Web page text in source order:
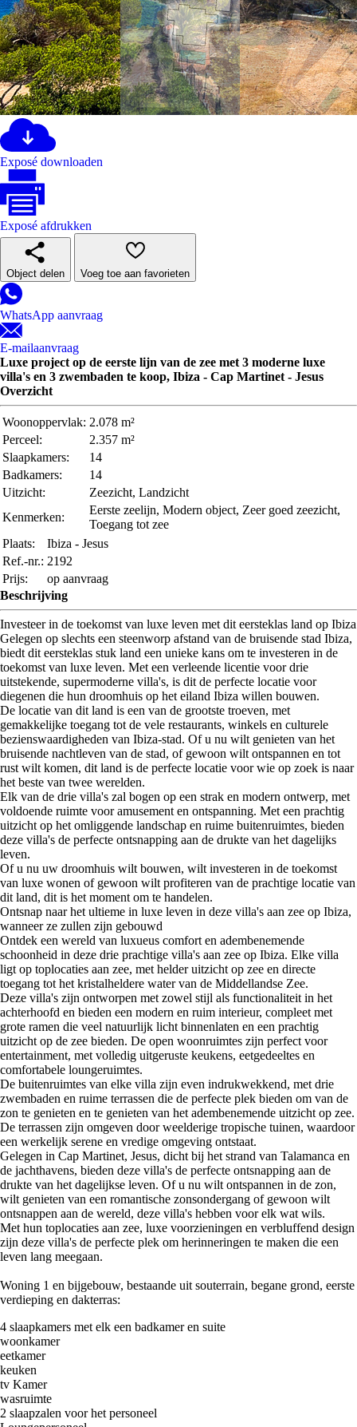
Exposé downloaden
Exposé afdrukken
Object delen Voeg toe aan favorieten
WhatsApp aanvraag
E-mailaanvraag
Luxe project op de eerste lijn van de zee met 3 moderne luxe
villa's en 3 zwembaden te koop, Ibiza - Cap Martinet - Jesus
Overzicht
Woonoppervlak: 2.078 m²
Perceel:
2.357 m²
Slaapkamers:
14
Badkamers:
14
Uitzicht:
Zeezicht, Landzicht
Kenmerken:
Eerste zeelijn, Modern object, Zeer goed zeezicht,
Toegang tot zee
Plaats:
Ibiza - Jesus
Ref.-nr.: 2192
Prijs:
op aanvraag
Beschrijving
Investeer in de toekomst van luxe leven met dit eersteklas land op Ibiza
Gelegen op slechts een steenworp afstand van de bruisende stad Ibiza,
biedt dit eersteklas stuk land een unieke kans om te investeren in de
toekomst van luxe leven. Met een verleende licentie voor drie
uitstekende, supermoderne villa's, is dit de perfecte locatie voor
diegenen die hun droomhuis op het eiland Ibiza willen bouwen.
De locatie van dit land is een van de grootste troeven, met
gemakkelijke toegang tot de vele restaurants, winkels en culturele
bezienswaardigheden van Ibiza-stad. Of u nu wilt genieten van het
bruisende nachtleven van de stad, of gewoon wilt ontspannen en tot
rust wilt komen, dit land is de perfecte locatie voor wie op zoek is naar
het beste van twee werelden.
Elk van de drie villa's zal bogen op een strak en modern ontwerp, met
voldoende ruimte voor amusement en ontspanning. Met een prachtig
uitzicht op het omliggende landschap en ruime buitenruimtes, bieden
deze villa's de perfecte ontsnapping aan de drukte van het dagelijks
leven.
Of u nu uw droomhuis wilt bouwen, wilt investeren in de toekomst
van luxe wonen of gewoon wilt profiteren van de prachtige locatie van
dit land, dit is het moment om te handelen.
Ontsnap naar het ultieme in luxe leven in deze villa's aan zee op Ibiza,
wanneer ze zullen zijn gebouwd
Ontdek een wereld van luxueus comfort en adembenemende
schoonheid in deze drie prachtige villa's aan zee op Ibiza. Elke villa
ligt op toplocaties aan zee, met helder uitzicht op zee en directe
toegang tot het kristalheldere water van de Middellandse Zee.
Deze villa's zijn ontworpen met zowel stijl als functionaliteit in het
achterhoofd en bieden een modern en ruim interieur, compleet met
grote ramen die veel natuurlijk licht binnenlaten en een prachtig
uitzicht op de zee bieden. De open woonruimtes zijn perfect voor
entertainment, met volledig uitgeruste keukens, eetgedeeltes en
comfortabele loungeruimtes.
De buitenruimtes van elke villa zijn even indrukwekkend, met drie
zwembaden en ruime terrassen die de perfecte plek bieden om van de
zon te genieten en te genieten van het adembenemende uitzicht op zee.
De terrassen zijn omgeven door weelderige tropische tuinen, waardoor
een werkelijk serene en vredige omgeving ontstaat.
Gelegen in Cap Martinet, Jesus, dicht bij het strand van Talamanca en
de jachthavens, bieden deze villa's de perfecte ontsnapping aan de
drukte van het dagelijkse leven. Of u nu wilt ontspannen in de zon,
wilt genieten van een romantische zonsondergang of gewoon wilt
ontsnappen aan de wereld, deze villa's hebben voor elk wat wils.
Met hun toplocaties aan zee, luxe voorzieningen en verbluffend design
zijn deze villa's de perfecte plek om herinneringen te maken die een
leven lang meegaan.
Woning 1 en bijgebouw, bestaande uit souterrain, begane grond, eerste
verdieping en dakterras:
4 slaapkamers met elk een badkamer en suite
woonkamer
eetkamer
keuken
tv Kamer
wasruimte
2 slaapzalen voor het personeel